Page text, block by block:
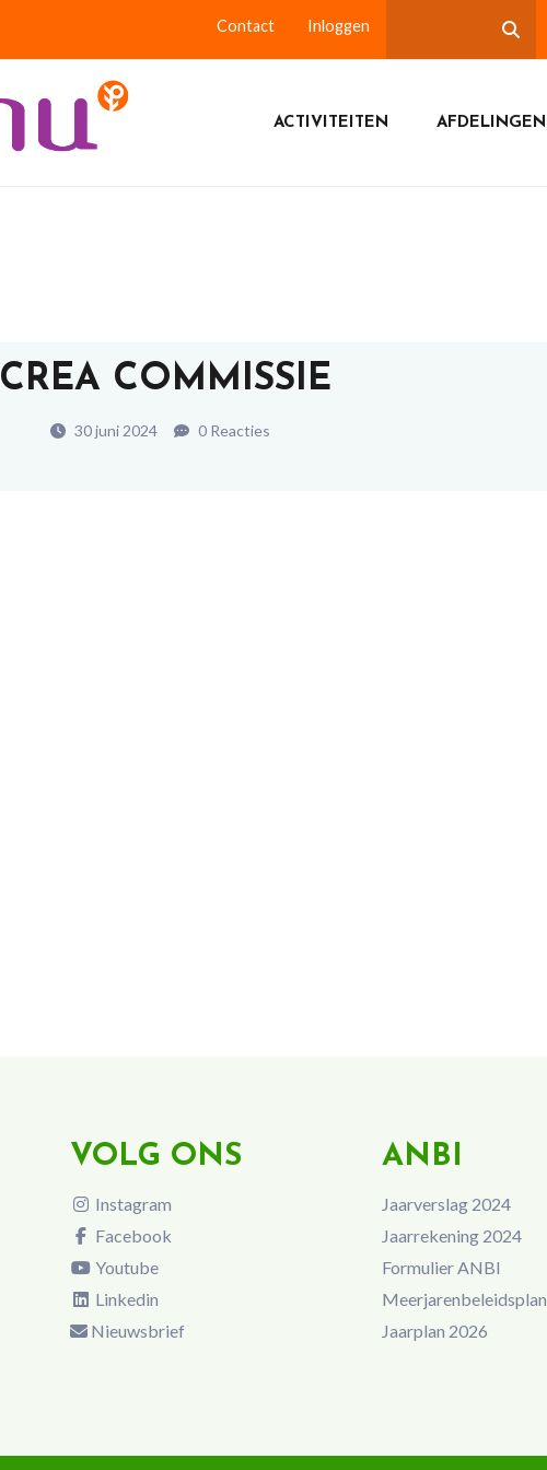
Contact Inloggen
ACTIVITEITEN AFDELINGEN
CREA COMMISSIE
30 juni 2024 0 Reacties
VOLG ONS
Instagram
Facebook
Youtube
Linkedin
Nieuwsbrief
ANBI
Jaarverslag 2024
Jaarrekening 2024
Formulier ANBI
Meerjarenbeleidsplan
Jaarplan 2026